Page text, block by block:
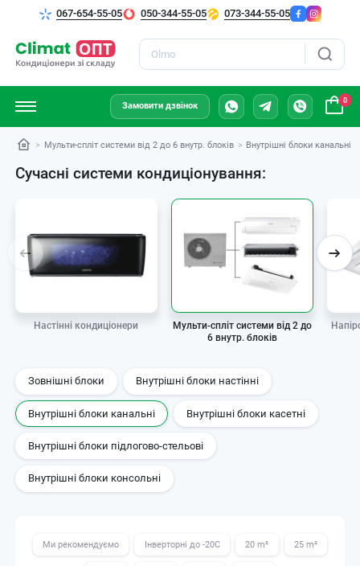
Пошук
067-654-55-05 050-344-55-05 073-344-55-05
Замовити дзвінок
0
Мульти-спліт системи від 2 до 6 внутр. блоків Внутрішні блоки канальні
Сучасні системи кондиціонування:
Настінні кондиціонери
Мульти-спліт системи від 2 до
6 внутр. блоків
Зовнішні блоки Внутрішні блоки настінні
Внутрішні блоки канальні Внутрішні блоки касетні
Внутрішні блоки підлогово-стельові
Внутрішні блоки консольні
Ми рекомендуємо Інверторні до -20С 20 m² 25 m²